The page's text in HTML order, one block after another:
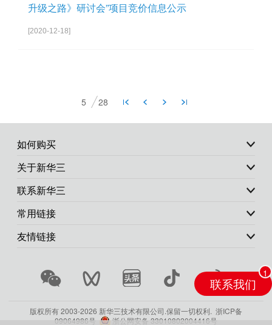
升级之路》研讨会”项目竞价信息公示
[2020-12-18]
5 28
如何购买
关于新华三
联系新华三
常用链接
友情链接
版权所有 2003-2026 新华三技术有限公司.保留一切权利. 浙ICP备
09064986号
浙公网安备 33010802004416号
联系我们